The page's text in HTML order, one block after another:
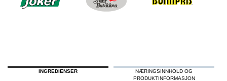
INGREDIENSER
NÆRINGSINNHOLD OG
PRODUKTINFORMASJON